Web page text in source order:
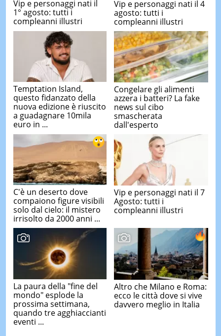
Vip e personaggi nati il
1° agosto: tutti i
compleanni illustri
Vip e personaggi nati il 4
agosto: tutti i
compleanni illustri
Temptation Island,
questo fidanzato della
nuova edizione è riuscito
a guadagnare 10mila
euro in ...
Congelare gli alimenti
azzera i batteri? La fake
news sul cibo
smascherata
dall'esperto
C'è un deserto dove
compaiono figure visibili
solo dal cielo: il mistero
irrisolto da 2000 anni ...
Vip e personaggi nati il 7
Agosto: tutti i
compleanni illustri
La paura della "fine del
mondo" esplode la
prossima settimana,
quando tre agghiaccianti
eventi ...
Altro che Milano e Roma:
ecco le città dove si vive
davvero meglio in Italia